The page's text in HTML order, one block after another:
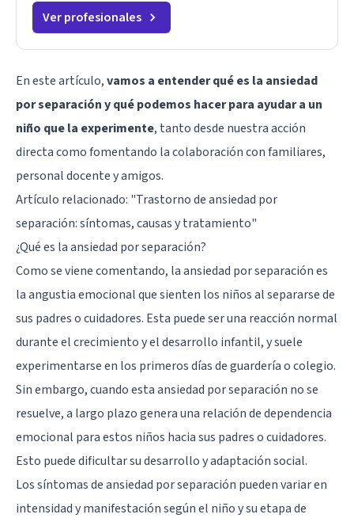
Ver profesionales
En este artículo,vamos a entender qué es la ansiedad
por separación y qué podemos hacer para ayudar a un
niño que la experimente, tanto desde nuestra acción
directa como fomentando la colaboración con familiares,
personal docente y amigos.
Artículo relacionado: "Trastorno de ansiedad por
separación: síntomas, causas y tratamiento"
¿Qué es la ansiedad por separación?
Como se viene comentando, la ansiedad por separación es
la angustia emocional que sienten los niños al separarse de
sus padres o cuidadores. Esta puede ser una reacción normal
durante el crecimiento y el desarrollo infantil, y suele
experimentarse en los primeros días de guardería o colegio.
Sin embargo, cuando esta ansiedad por separación no se
resuelve, a largo plazo genera una relación de dependencia
emocional para estos niños hacia sus padres o cuidadores.
Esto puede dificultar su desarrollo y adaptación social.
Los síntomas de ansiedad por separación pueden variar en
intensidad y manifestación según el niño y su etapa de